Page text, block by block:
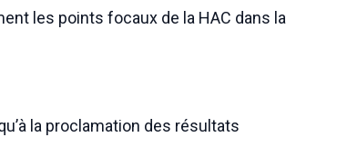
les points focaux de la HAC dans la
la proclamation des résultats